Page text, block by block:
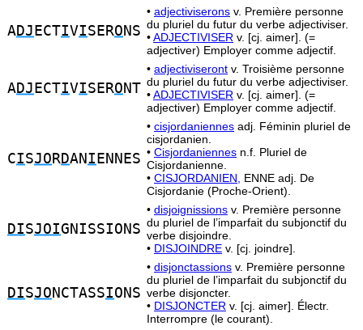
ADJ ECTIVISERO NS
• adjectiviserons v. Première personne
du pluriel du futur du verbe adjectiviser.
•ADJECTIVISER v. [cj. aimer]. (=
adjectiver) Employer comme adjectif.
ADJ ECTIVISERO NT
• adjectiviseront v. Troisième personne
du pluriel du futur du verbe adjectiviser.
•ADJECTIVISER v. [cj. aimer]. (=
adjectiver) Employer comme adjectif.
CISJO RDAN I ENNES
• cisjordaniennes adj. Féminin pluriel de
cisjordanien.
• Cisjordaniennes n.f. Pluriel de
Cisjordanienne.
• CISJORDANIEN,
ENNE adj. De
Cisjordanie (Proche-Orient).
DISJOIGNISSIONS
• disjoignissions v. Première personne
du pluriel de l’imparfait du subjonctif du
verbe disjoindre.
• DISJOINDRE v. [cj. joindre].
DISJO NCTASSIONS
• disjonctassions v. Première personne
du pluriel de l’imparfait du subjonctif du
verbe disjoncter.
• DISJONCTER v. [cj. aimer]. Électr.
Interrompre (le courant).